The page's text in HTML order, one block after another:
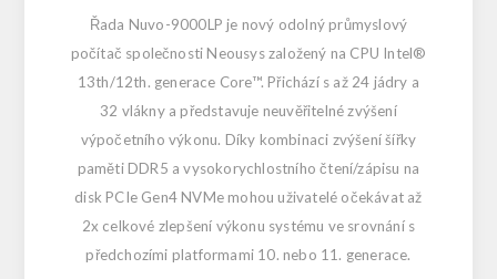
Řada Nuvo-9000LP je nový odolný průmyslový
počítač společnosti Neousys založený na CPU Intel®
13th/12th. generace Core™. Přichází s až 24 jádry a
32 vlákny a představuje neuvěřitelné zvýšení
výpočetního výkonu. Díky kombinaci zvýšení šířky
paměti DDR5 a vysokorychlostního čtení/zápisu na
disk PCIe Gen4 NVMe mohou uživatelé očekávat až
2x celkové zlepšení výkonu systému ve srovnání s
předchozími platformami 10. nebo 11. generace.